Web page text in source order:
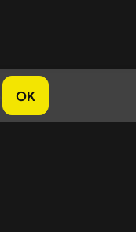
OK